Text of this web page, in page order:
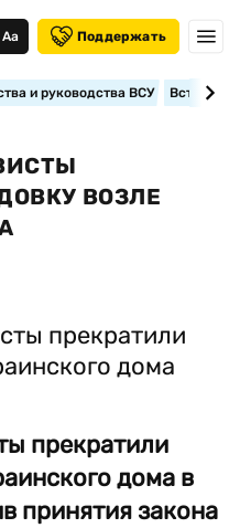
Аа Поддержать
и руководства ВСУ
ВОЗЛЕ
прекратили
дома в
принятия закона